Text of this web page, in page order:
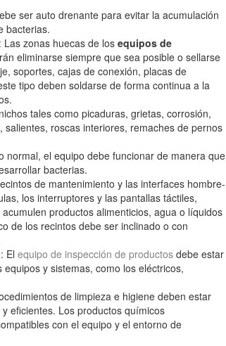
ser auto drenante para evitar la acumulación
bacterias.
: Las zonas huecas de los equipos de
eliminarse siempre que sea posible o sellarse
soportes, cajas de conexión, placas de
tipo deben soldarse de forma continua a la
tales como picaduras, grietas, corrosión,
roscas interiores, remaches de pernos
normal, el equipo debe funcionar de manera que
bacterias.
de mantenimiento y las interfaces hombre-
los interruptores y las pantallas táctiles,
productos alimenticios, agua o líquidos
de los recintos debe ser inclinado o con
: El equipo de inspección de productos debe estar
y sistemas, como los eléctricos,
de limpieza e higiene deben estar
eficientes. Los productos químicos
con el equipo y el entorno de